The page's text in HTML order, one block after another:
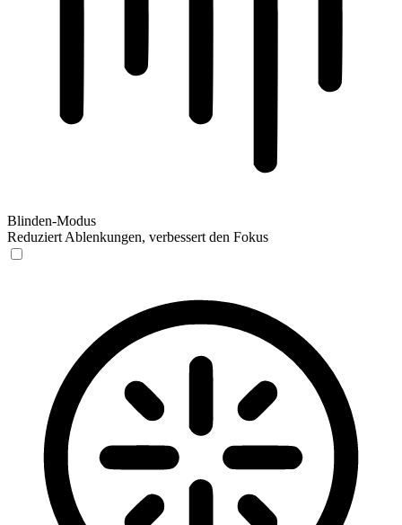
Blinden-Modus
Reduziert Ablenkungen, verbessert den Fokus